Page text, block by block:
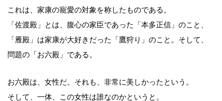
これは、家康の寵愛の対象を称したものである。
「佐渡殿」とは、腹心の家臣であった「本多正信」のこと、
「雁殿」は家康が大好きだった「鷹狩り」のこと。そして、
問題の「お六殿」である。
お六殿は、女性だ。それも、非常に美しかったという。
そして、一体、この女性は誰なのかというと。